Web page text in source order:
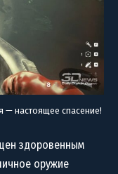
— настоящее спасение!
здоровенным
оружие